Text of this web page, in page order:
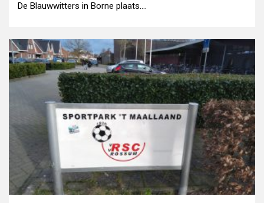
De Blauwwitters in Borne plaats....